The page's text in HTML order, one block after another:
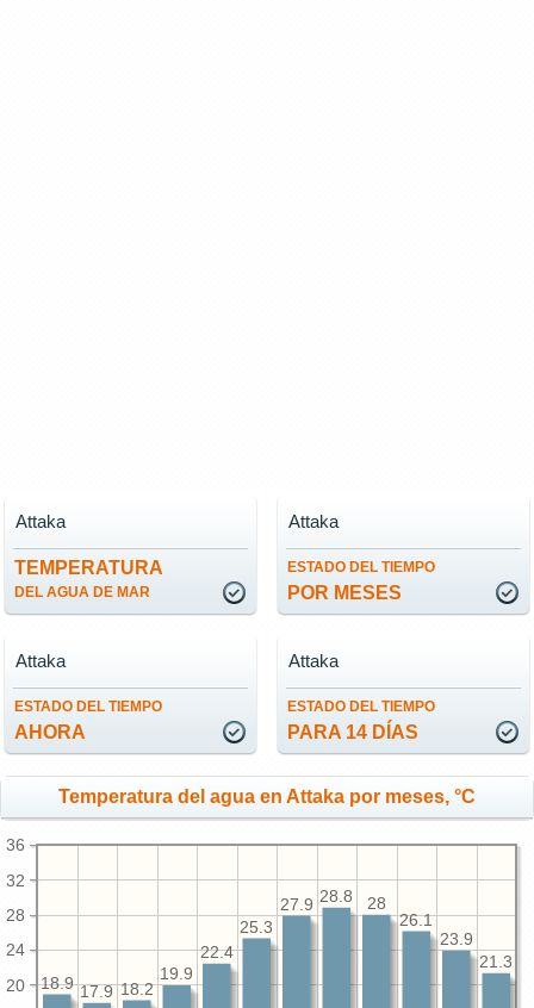
TEMPERATURA
DEL AGUA DE MAR
Attaka
ESTADO DEL TIEMPO
POR MESES
Attaka
ESTADO DEL TIEMPO
AHORA
Attaka
ESTADO DEL TIEMPO
PARA 14 DÍAS
Attaka
Temperatura del agua en Attaka por meses, °C
20
24
28
32
36
21.3
23.9
26.1
28
28.8
27.9
25.3
22.4
19.9
18.2
17.9
18.9